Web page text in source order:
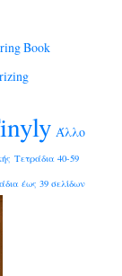
Book
Άλλο
Τετράδια 40-59
έως 39 σελίδων